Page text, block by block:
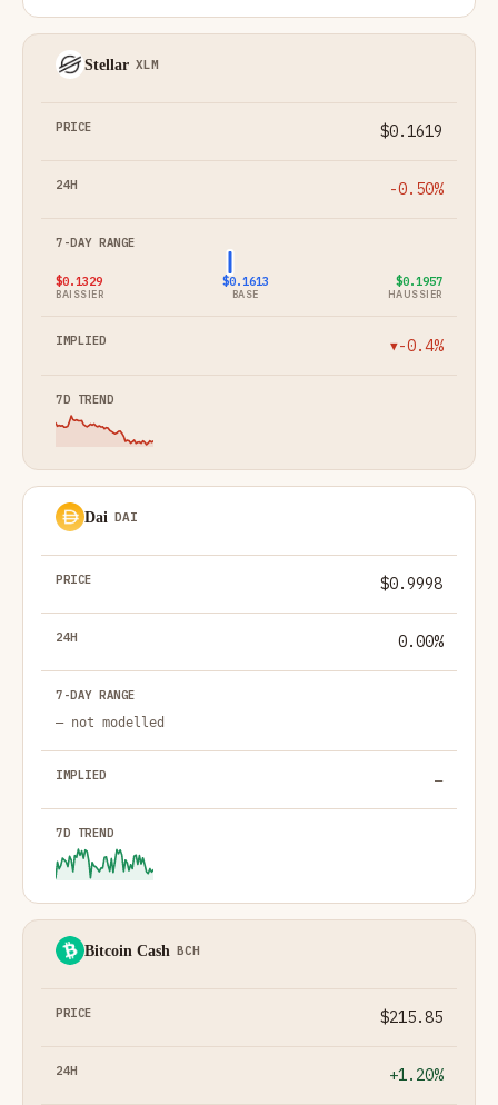
Stellar XLM
$0.1619
-0.50%
$0.1329
BAISSIER
$0.1613
BASE
$0.1957
HAUSSIER
▼-0.4%
Dai DAI
$0.9998
0.00%
— not modelled
—
Bitcoin Cash BCH
$215.85
+1.20%